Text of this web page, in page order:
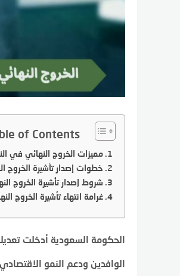
of Contents
مميزات الخروج النهائي في
خطوات إصدار تأشيرة الخروج
شروط إصدار تأشيرة الخروج
غرامة انتهاء تأشيرة الخروج
الحكومة السعودية أدخلت
الوافدين ودعم النمو